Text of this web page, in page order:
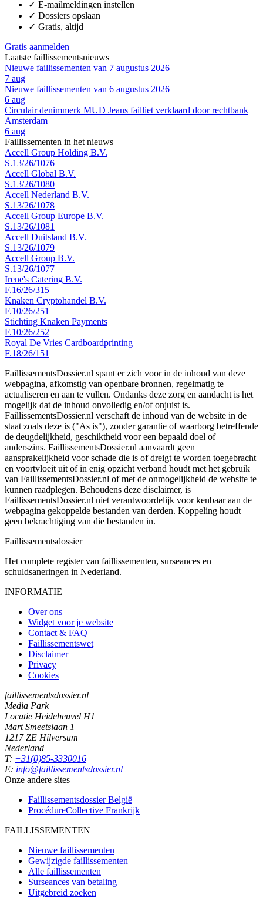
✓ E-mailmeldingen instellen
✓ Dossiers opslaan
✓ Gratis, altijd
Gratis aanmelden
Laatste faillissementsnieuws
Nieuwe faillissementen van 7 augustus 2026
7 aug
Nieuwe faillissementen van 6 augustus 2026
6 aug
Circulair denimmerk MUD Jeans failliet verklaard door rechtbank
Amsterdam
6 aug
Faillissementen in het nieuws
Accell Group Holding B.V.
S.13/26/1076
Accell Global B.V.
S.13/26/1080
Accell Nederland B.V.
S.13/26/1078
Accell Group Europe B.V.
S.13/26/1081
Accell Duitsland B.V.
S.13/26/1079
Accell Group B.V.
S.13/26/1077
Irene's Catering B.V.
F.16/26/315
Knaken Cryptohandel B.V.
F.10/26/251
Stichting Knaken Payments
F.10/26/252
Royal De Vries Cardboardprinting
F.18/26/151
FaillissementsDossier.nl spant er zich voor in de inhoud van deze
webpagina, afkomstig van openbare bronnen, regelmatig te
actualiseren en aan te vullen. Ondanks deze zorg en aandacht is het
mogelijk dat de inhoud onvolledig en/of onjuist is.
FaillissementsDossier.nl verschaft de inhoud van de website in de
staat zoals deze is ("As is"), zonder garantie of waarborg betreffende
de deugdelijkheid, geschiktheid voor een bepaald doel of
anderszins. FaillissementsDossier.nl aanvaardt geen
aansprakelijkheid voor schade die is of dreigt te worden toegebracht
en voortvloeit uit of in enig opzicht verband houdt met het gebruik
van FaillissementsDossier.nl of met de onmogelijkheid de website te
kunnen raadplegen. Behoudens deze disclaimer, is
FaillissementsDossier.nl niet verantwoordelijk voor kenbaar aan de
webpagina gekoppelde bestanden van derden. Koppeling houdt
geen bekrachtiging van die bestanden in.
Faillissementsdossier
Het complete register van faillissementen, surseances en
schuldsaneringen in Nederland.
INFORMATIE
Over ons
Widget voor je website
Contact & FAQ
Faillissementswet
Disclaimer
Privacy
Cookies
faillissementsdossier.nl
Media Park
Locatie Heideheuvel H1
Mart Smeetslaan 1
1217 ZE Hilversum
Nederland
T: +31(0)85-3330016
E: info@faillissementsdossier.nl
Onze andere sites
Faillissementsdossier België
ProcédureCollective Frankrijk
FAILLISSEMENTEN
Nieuwe faillissementen
Gewijzigde faillissementen
Alle faillissementen
Surseances van betaling
Uitgebreid zoeken